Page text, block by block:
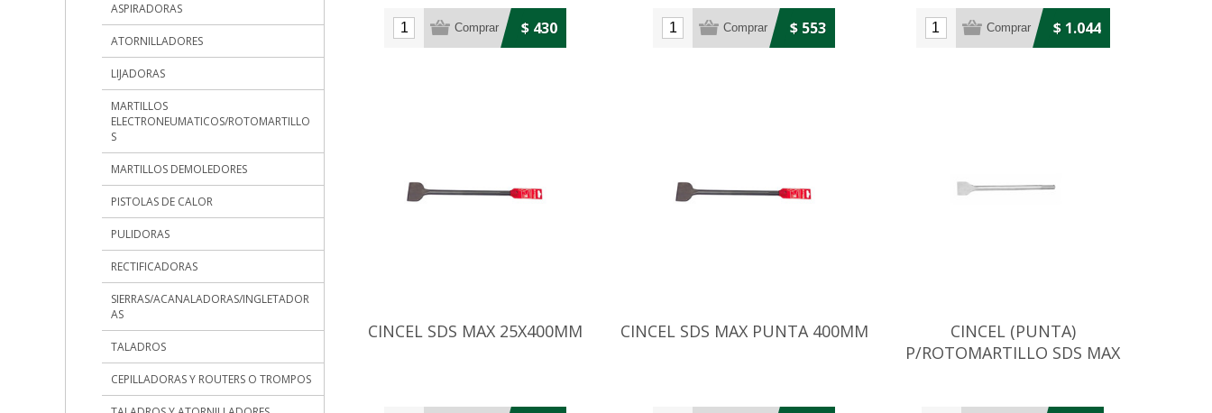
$ 430 $ 553 $ 1.044
CINCEL SDS MAX 25X400MM CINCEL SDS MAX PUNTA 400MM
CINCEL (PUNTA)
P/ROTOMARTILLO SDS MAX
ASPIRADORAS
ATORNILLADORES
LIJADORAS
MARTILLOS
ELECTRONEUMATICOS/ROTOMARTILLO
S
MARTILLOS DEMOLEDORES
PISTOLAS DE CALOR
PULIDORAS
RECTIFICADORAS
SIERRAS/ACANALADORAS/INGLETADOR
AS
TALADROS
CEPILLADORAS Y ROUTERS O TROMPOS